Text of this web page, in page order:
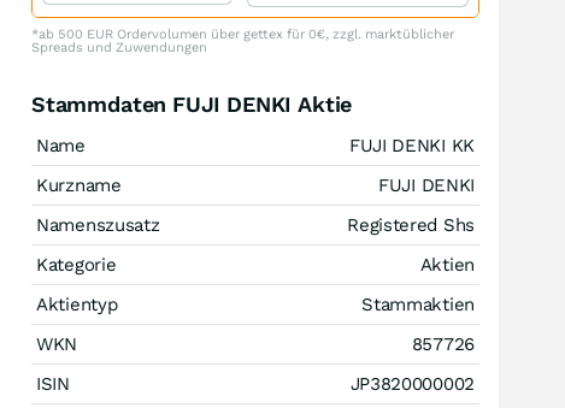
*ab 500 EUR Ordervolumen über gettex für 0€, zzgl. marktüblicher
Spreads und Zuwendungen
Stammdaten FUJI DENKI Aktie
Name
FUJI DENKI KK
Kurzname
FUJI DENKI
Namenszusatz
Registered Shs
Kategorie
Aktien
Aktientyp
Stammaktien
WKN
857726
ISIN
JP3820000002